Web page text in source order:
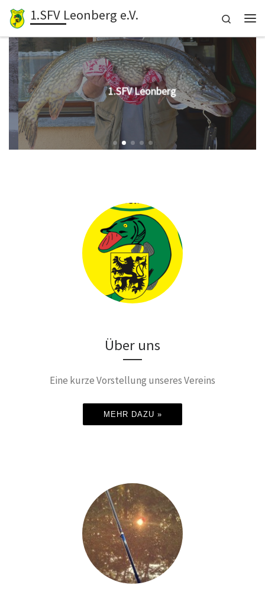
Zum Inhalt springen
1.SFV Leonberg e.V.
Search
1.SFV Leonberg
Über uns
Eine kurze Vorstellung unseres Vereins
MEHR DAZU »